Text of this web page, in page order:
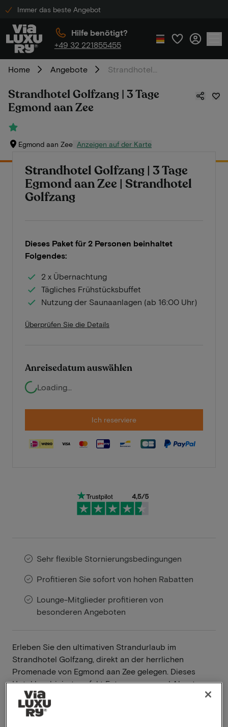
Immer das beste Angebot
Hilfe benötigt?
+49 32 221855455
Home Angebote
Strandhotel Golfzang | 3 Tage
Egmond aan Zee
Egmond aan Zee Anzeigen auf der Karte
Strandhotel Golfzang | 3 Tage
Egmond aan Zee | Strandhotel
Golfzang
Dieses Paket für 2 Personen beinhaltet
Folgendes:
2 x Übernachtung
Tägliches Frühstücksbuffet
Nutzung der Saunaanlagen (ab 16:00 Uhr)
Überprüfen Sie die Details
Anreisedatum auswählen
Loading...
Ich reserviere
Sehr flexible Stornierungsbedingungen
Profitieren Sie sofort von hohen Rabatten
Lounge-Mitglieder profitieren von
besonderen Angeboten
Erleben Sie den ultimativen Strandurlaub im
Strandhotel Golfzang, direkt an der herrlichen
Promenade von Egmond aan Zee gelegen. Dieses
Hotel kombiniert perfekt Entspannung und Abenteuer
und ist ideal für einen angenehm entspannten und
sportlichen Aufenthalt. Die Lage direkt am Strand
ermöglicht es Ihnen, in nur wenigen Schritten das